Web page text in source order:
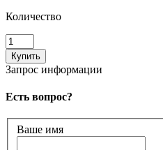
Количество
Запрос информации
Есть вопрос?
Ваше имя